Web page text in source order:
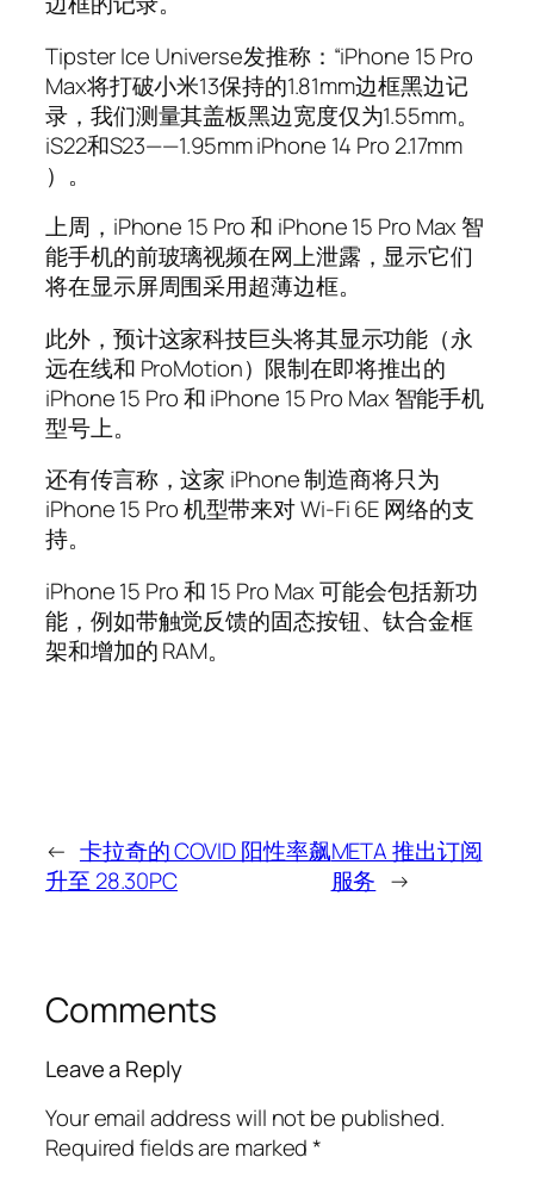
Tipster Ice Universe发推称：“iPhone 15 Pro
Max将打破小米13保持的1.81mm边框黑边记
录，我们测量其盖板黑边宽度仅为1.55mm。
iS22和S23——1.95mm iPhone 14 Pro 2.17mm
）。
上周，iPhone 15 Pro 和 iPhone 15 Pro Max 智
能手机的前玻璃视频在网上泄露，显示它们
将在显示屏周围采用超薄边框。
此外，预计这家科技巨头将其显示功能（永
远在线和 ProMotion）限制在即将推出的
iPhone 15 Pro 和 iPhone 15 Pro Max 智能手机
型号上。
还有传言称，这家 iPhone 制造商将只为
iPhone 15 Pro 机型带来对 Wi-Fi 6E 网络的支
持。
iPhone 15 Pro 和 15 Pro Max 可能会包括新功
能，例如带触觉反馈的固态按钮、钛合金框
架和增加的 RAM。
← 卡拉奇的 COVID 阳性率飙
升至 28.30PC
META 推出订阅
服务 →
Comments
Leave a Reply
Your email address will not be published.
Required fields are marked*